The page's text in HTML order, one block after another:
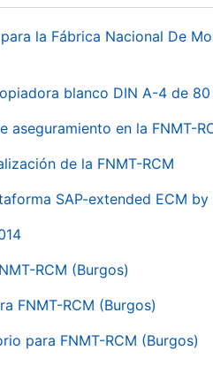
la Fábrica Nacional De
blanco DIN A-4 de 80
en la FNMT-
de la FNMT-RCM
SAP-extended ECM by
RCM (Burgos)
FNMT-RCM (Burgos)
para FNMT-RCM (Burgos)